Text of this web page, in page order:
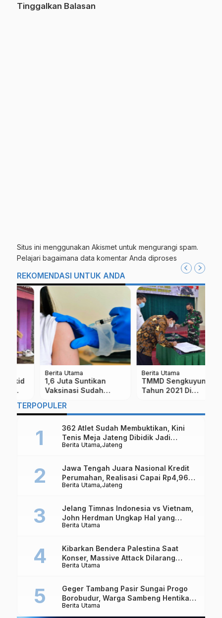
Tinggalkan Balasan
Situs ini menggunakan Akismet untuk mengurangi spam.
Pelajari bagaimana data komentar Anda diproses
REKOMENDASI UNTUK ANDA
Berita Utama
1,6 Juta Suntikan
Vaksinasi Sudah
Warga Kabupaten
Berita Utama
TMMD Sengkuyung 1
Tahun 2021 Di
TERPOPULER
Berita Utama Jateng
362 Atlet Sudah Membuktikan, Kini
Tenis Meja Jateng Dibidik Jadi
Kekuatan Nasional
Berita Utama Jateng
Jawa Tengah Juara Nasional Kredit
Perumahan, Realisasi Capai Rp4,96
Triliun
Berita Utama
Jelang Timnas Indonesia vs Vietnam,
John Herdman Ungkap Hal yang
Dipertaruhkan
Berita Utama
Kibarkan Bendera Palestina Saat
Konser, Massive Attack Dilarang
Masuk Singapura Lagi
Berita Utama
Geger Tambang Pasir Sungai Progo
Borobudur, Warga Sambeng Hentikan
Alat Berat dan Usir Truk